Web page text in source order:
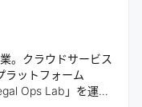
。クラウドサービス
ラットフォーム
Ops Lab」を運